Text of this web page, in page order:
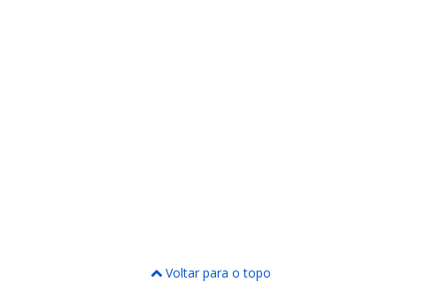
Voltar para o topo